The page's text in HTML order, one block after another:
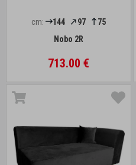
cm: 144 97
75
Nobo 2R
713.00 €